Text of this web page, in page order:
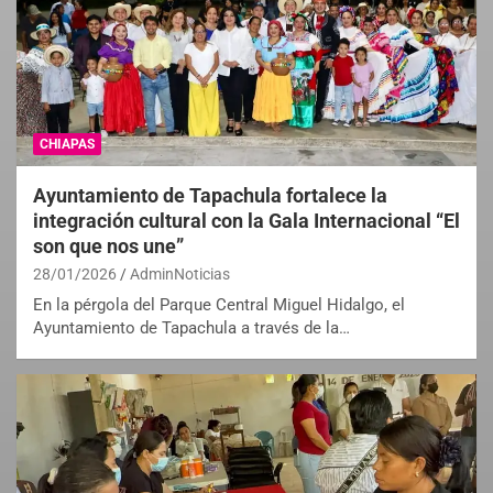
CHIAPAS
Ayuntamiento de Tapachula fortalece la
integración cultural con la Gala Internacional “El
son que nos une”
28/01/2026 AdminNoticias
En la pérgola del Parque Central Miguel Hidalgo, el
Ayuntamiento de Tapachula a través de la…